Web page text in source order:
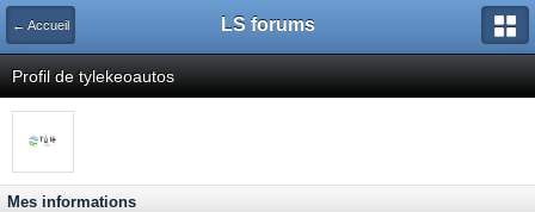
← Accueil LS forums
Profil de tylekeoautos
Mes informations